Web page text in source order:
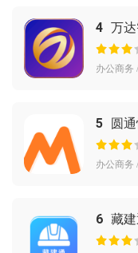
4 万
办公商务
5 圆
办公商务
6 藏